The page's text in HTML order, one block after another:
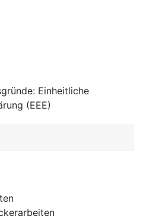
: Einheitliche
(EEE)